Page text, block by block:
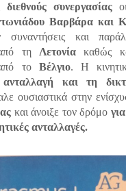
διεθνούς συνεργασίας
Βαρβάρα και
συναντήσεις και
από τη Λετονία καθώς
από το Βέλγιο. Η
ανταλλαγή και τη
ουσιαστικά στην
και άνοιξε τον δρόμο
ανταλλαγές.